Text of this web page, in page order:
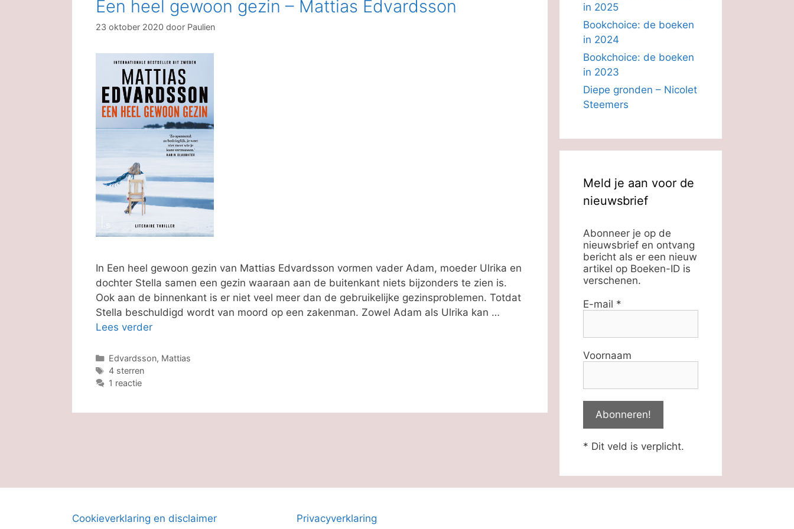
Een heel gewoon gezin – Mattias Edvardsson
23 oktober 2020 door Paulien
In Een heel gewoon gezin van Mattias Edvardsson vormen vader Adam, moeder Ulrika en
dochter Stella samen een gezin waaraan aan de buitenkant niets bijzonders te zien is.
Ook aan de binnenkant is er niet veel meer dan de gebruikelijke gezinsproblemen. Totdat
Stella beschuldigd wordt van moord op een zakenman. Zowel Adam als Ulrika kan …
Lees verder
Categorieën
Edvardsson, Mattias
Tags
4 sterren
1 reactie
in 2025
Bookchoice: de boeken
in 2024
Bookchoice: de boeken
in 2023
Diepe gronden – Nicolet
Steemers
Meld je aan voor de
nieuwsbrief
Abonneer je op de
nieuwsbrief en ontvang
bericht als er een nieuw
artikel op Boeken-ID is
verschenen.
E-mail *
Voornaam
* Dit veld is verplicht.
Cookieverklaring en disclaimer Privacyverklaring